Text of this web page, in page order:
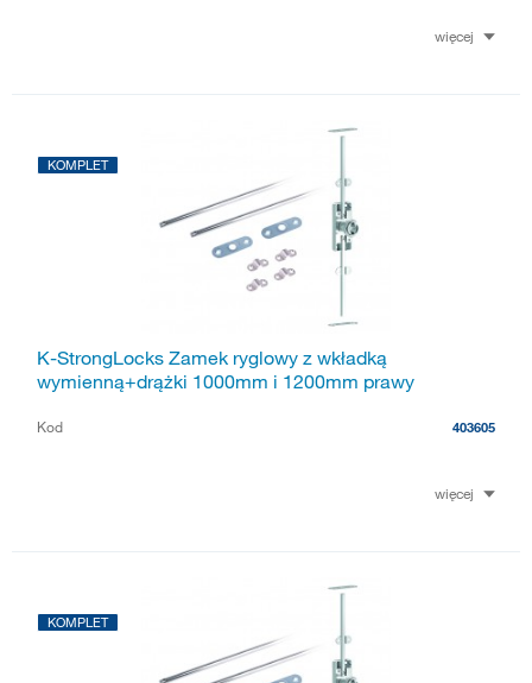
więcej
KOMPLET
K-StrongLocks Zamek ryglowy z wkładką
wymienną+drążki 1000mm i 1200mm prawy
Kod 403605
więcej
KOMPLET